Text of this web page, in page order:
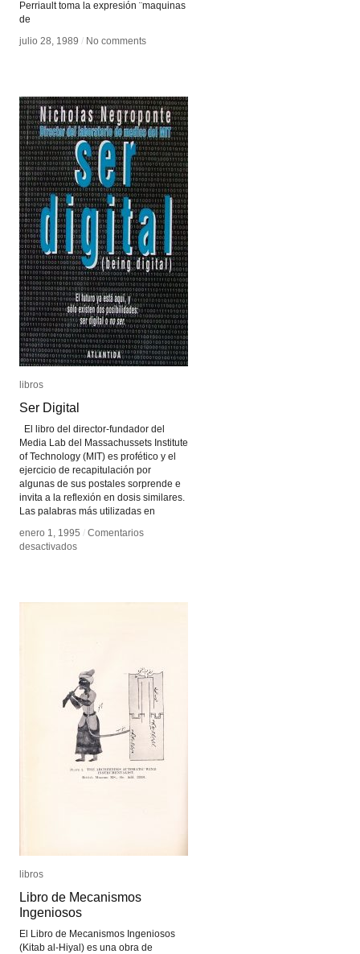
Perriault toma la expresión ¨maquinas
de
julio 28, 1989 / No comments
julio 28, 1989 / No comments
libros
Ser Digital
El libro del director-fundador del
Media Lab del Massachussets Institute
of Technology (MIT) es profético y el
ejercicio de recapitulación por
algunas de sus postales sorprende e
invita a la reflexión en dosis similares.
Las palabras más utilizadas en
enero 1, 1995 / Comentarios
desactivadosen
libros
Ser Digital
enero 1, 1995 / Comentarios
desactivadosen
libros
Libro de Mecanismos
Ingeniosos
El Libro de Mecanismos Ingeniosos
(Kitab al-Hiyal) es una obra de
libros
Libro de Mecanismos
Ingeniosos